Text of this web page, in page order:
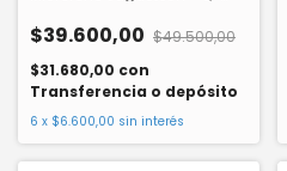
$39.600,00 $49.500,00
$31.680,00 con
Transferencia o depósito
6 x $6.600,00 sin interés